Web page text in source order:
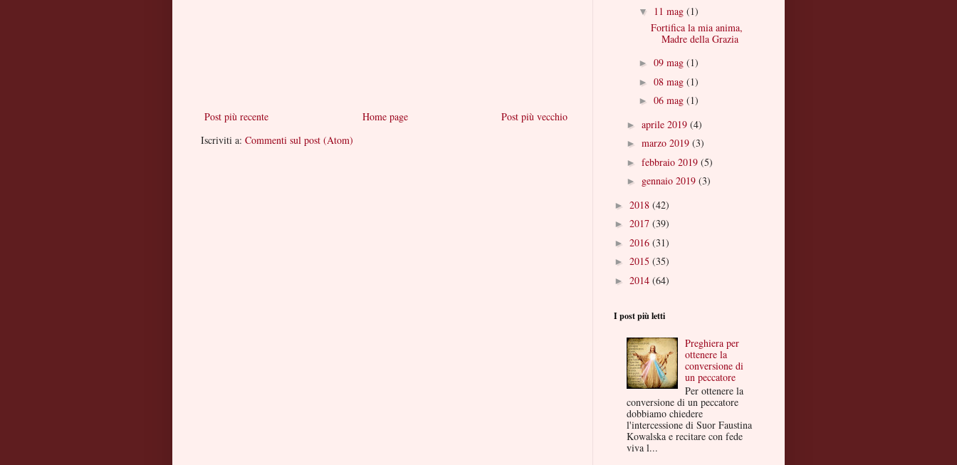
Post più recente Post più vecchio
Home page
Iscriviti a: Commenti sul post (Atom)
▼ 11 mag (1)
Fortifica la mia anima,
Madre della Grazia
► 09 mag (1)
► 08 mag (1)
► 06 mag (1)
► aprile 2019 (4)
► marzo 2019 (3)
► febbraio 2019 (5)
► gennaio 2019 (3)
► 2018 (42)
► 2017 (39)
► 2016 (31)
► 2015 (35)
► 2014 (64)
I post più letti
Preghiera per
ottenere la
conversione di
un peccatore
Per ottenere la
conversione di un peccatore
dobbiamo chiedere
l'intercessione di Suor Faustina
Kowalska e recitare con fede
viva l...